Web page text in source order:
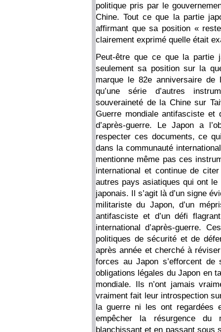
politique pris par le
Chine. Tout ce que la partie
affirmant que sa position «
clairement exprimé quelle était
Peut-être que ce que la partie
seulement sa position sur la
marque le 82e anniversaire
qu’une série d’autres
souveraineté de la Chine sur
Guerre mondiale antifasciste et
d’après-guerre. Le Japon a
respecter ces documents, ce
dans la communauté
mentionne même pas ces
international et continue de
autres pays asiatiques qui ont le
japonais. Il s’agit là d’un signe
militariste du Japon, d’un
antifasciste et d’un défi
international d’après-guerre.
politiques de sécurité et de
après année et cherché à
forces au Japon s’efforcent
obligations légales du Japon en
mondiale. Ils n’ont jamais
vraiment fait leur introspection
la guerre ni les ont regardées
empêcher la résurgence du
blanchissant et en passant sous